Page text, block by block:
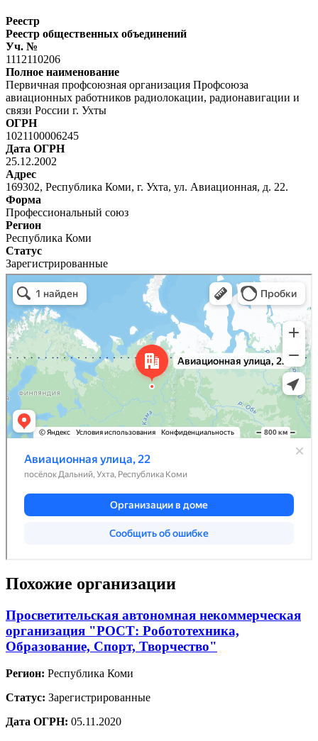
Реестр
Реестр общественных объединений
Уч. №
1112110206
Полное наименование
Первичная профсоюзная организация Профсоюза
авиационных работников радиолокации, радионавигации и
связи России г. Ухты
ОГРН
1021100006245
Дата ОГРН
25.12.2002
Адрес
169302, Республика Коми, г. Ухта, ул. Авиационная, д. 22.
Форма
Профессиональный союз
Регион
Республика Коми
Статус
Зарегистрированные
Похожие организации
Просветительская автономная некоммерческая
организация "РОСТ: Робототехника,
Образование, Спорт, Творчество"
Регион: Республика Коми
Статус: Зарегистрированные
Дата ОГРН: 05.11.2020